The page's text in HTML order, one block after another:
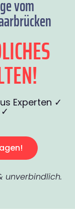
vom
Experten ✓
unverbindlich.